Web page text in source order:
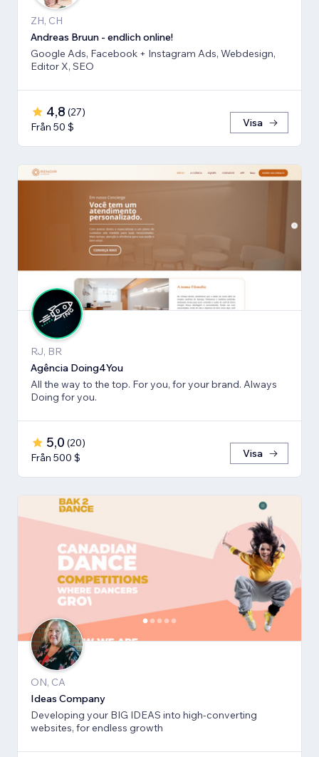
ZH, CH
Andreas Bruun - endlich online!
Google Ads, Facebook + Instagram Ads, Webdesign,
Editor X, SEO
4,8 (27)
Från 50 $
Visa
RJ, BR
Agência Doing4You
All the way to the top. For you, for your brand. Always
Doing for you.
5,0 (20)
Från 500 $
Visa
ON, CA
Ideas Company
Developing your BIG IDEAS into high-converting
websites, for endless growth